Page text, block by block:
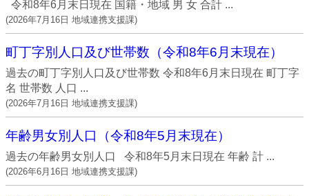
令和8年6月末日現在 国籍・地域 男 女 合計 ...
(2026年7月16日 地域連携支援課)
町丁字別人口及び世帯数（令和8年6月末現在）
過去の町丁字別人口及び世帯数 令和8年6月末日現在 町丁字
名 世帯数 人口 ...
(2026年7月16日 地域連携支援課)
年齢男女別人口（令和8年5月末現在）
過去の年齢男女別人口 令和8年5月末日現在 年齢 計 ...
(2026年6月16日 地域連携支援課)